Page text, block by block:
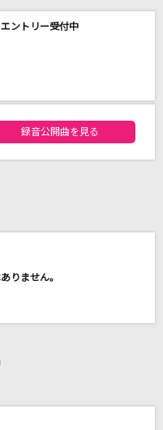
ントリー受付中
リーランキング
録音公開曲を見る